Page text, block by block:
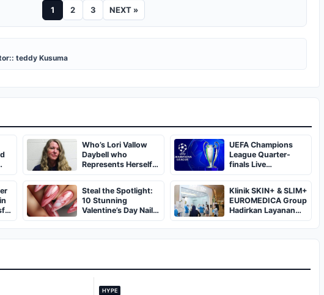
1 2 3 NEXT »
teddy Kusuma
Who’s Lori Vallow
Daybell who
Represents Herself
in Fourth Husband's
Murder Trial
UEFA Champions
League Quarter-
finals Live
Streaming: Leg 1
Fixtures, Timings,
When And Where To
Watch
Steal the Spotlight:
10 Stunning
Valentine’s Day Nail
Ideas You’ll Love!
Klinik SKIN+ & SLIM+
EUROMEDICA Group
Hadirkan Layanan
Kecantikan Terkini
Melalui Pembukaan
Cabang ke-102 dan
HYPE